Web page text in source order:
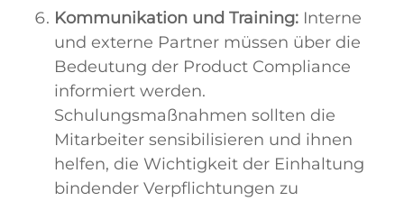
Kommunikation und Training: Interne
und externe Partner müssen über die
Bedeutung der Product Compliance
informiert werden.
Schulungsmaßnahmen sollten die
Mitarbeiter sensibilisieren und ihnen
helfen, die Wichtigkeit der Einhaltung
bindender Verpflichtungen zu